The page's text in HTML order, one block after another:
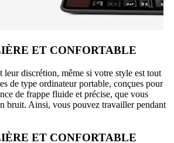
ET CONFORTABLE
leur discrétion, même si votre style est tout
de type ordinateur portable, conçues pour
de frappe fluide et précise, que vous
bruit. Ainsi, vous pouvez travailler pendant
ET CONFORTABLE